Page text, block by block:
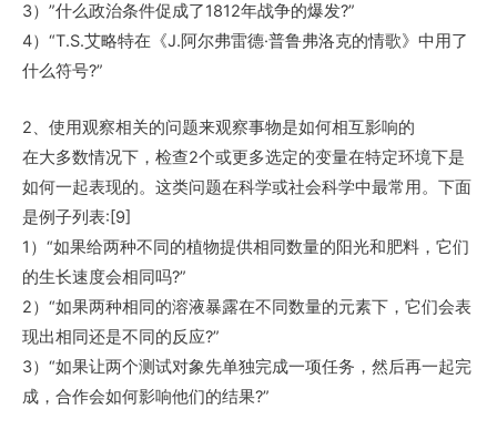
3）”什么政治条件促成了1812年战争的爆发?”
4）“T.S.艾略特在《J.阿尔弗雷德·普鲁弗洛克的情歌》中用了
什么符号?”
2、使用观察相关的问题来观察事物是如何相互影响的
在大多数情况下，检查2个或更多选定的变量在特定环境下是
如何一起表现的。这类问题在科学或社会科学中最常用。下面
是例子列表:[9]
1）“如果给两种不同的植物提供相同数量的阳光和肥料，它们
的生长速度会相同吗?”
2）“如果两种相同的溶液暴露在不同数量的元素下，它们会表
现出相同还是不同的反应?”
3）“如果让两个测试对象先单独完成一项任务，然后再一起完
成，合作会如何影响他们的结果?”